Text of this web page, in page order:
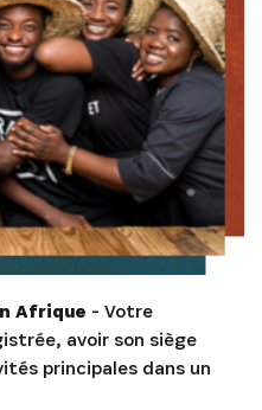
Afrique - Votre
avoir son siège
principales dans un